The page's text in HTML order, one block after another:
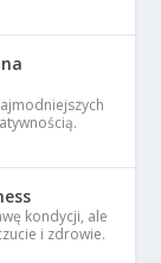
kondycji, ale
i zdrowie.